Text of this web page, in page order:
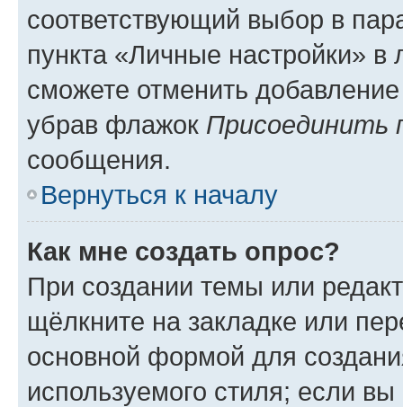
соответствующий выбор в
пункта «Личные настройки»
сможете отменить
убрав флажок Присоединить
сообщения.
Вернуться к началу
Как мне создать опрос?
При создании темы или
щёлкните на закладке или
основной формой для
используемого стиля; если